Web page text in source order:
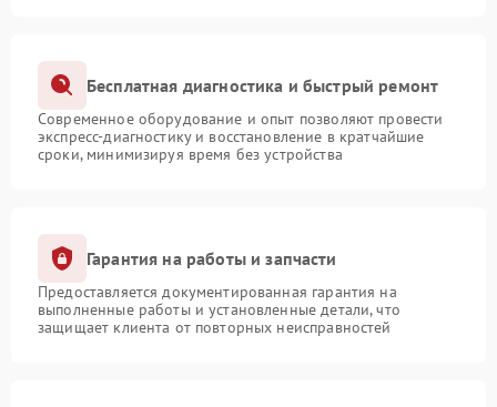
Бесплатная диагностика и быстрый ремонт
Современное оборудование и опыт позволяют провести
экспресс-диагностику и восстановление в кратчайшие
сроки, минимизируя время без устройства
Гарантия на работы и запчасти
Предоставляется документированная гарантия на
выполненные работы и установленные детали, что
защищает клиента от повторных неисправностей